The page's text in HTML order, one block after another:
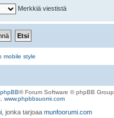
Merkkiä viestistä
mobile style
phpBB® Forum Software © phpBB Group
www.phpbbsuomi.com
, jonka tarjoaa munfoorumi.com